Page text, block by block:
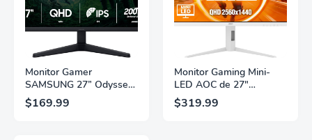
Monitor Gamer
SAMSUNG 27” Odyssey
G5 G53F con Resolución
QHD, HDR10,
$169.99
Monitor Gaming Mini-
LED AOC de 27"
Pulgadas, QHD
2560×1440, 320Hz, 1ms
$319.99